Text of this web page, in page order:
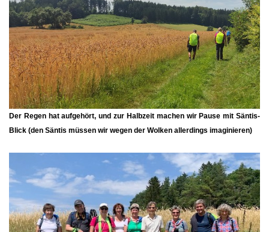
Der Regen hat aufgehört, und zur Halbzeit machen wir Pause mit Säntis-
Blick (den Säntis müssen wir wegen der Wolken allerdings imaginieren)